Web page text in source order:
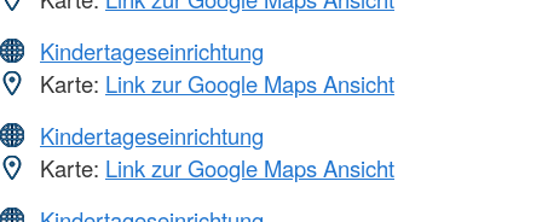
Kindertageseinrichtung
Karte: Link zur Google Maps Ansicht
Kindertageseinrichtung
Karte: Link zur Google Maps Ansicht